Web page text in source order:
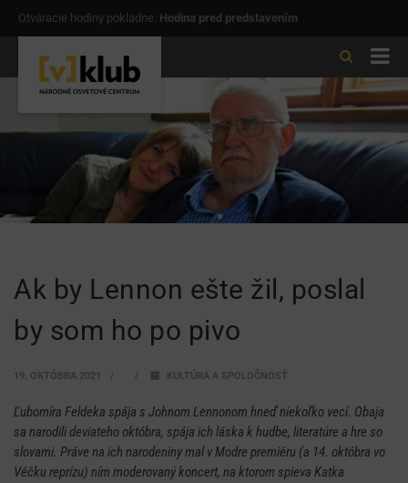
Otváracie hodiny pokladne: Hodina pred predstavením
Ak by Lennon ešte žil, poslal
by som ho po pivo
19. OKTÓBRA 2021 KULTÚRA A SPOLOČNOSŤ
Ľubomíra Feldeka spája s Johnom Lennonom hneď niekoľko vecí. Obaja
sa narodili deviateho októbra, spája ich láska k hudbe, literatúre a hre so
slovami. Práve na ich narodeniny mal v Modre premiéru (a 14. októbra vo
Véčku reprízu) ním moderovaný koncert, na ktorom spieva Katka